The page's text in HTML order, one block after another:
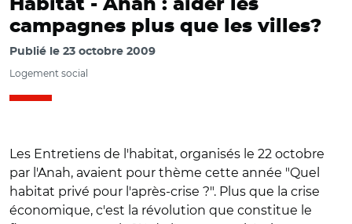
Habitat -Anah : aider les
campagnes plus que les villes?
Publié le 23 octobre 2009
Logement social
Les Entretiens de l'habitat, organisés le 22 octobre
par l'Anah, avaient pour thème cette année "Quel
habitat privé pour l'après-crise ?". Plus que la crise
économique, c'est la révolution que constitue le